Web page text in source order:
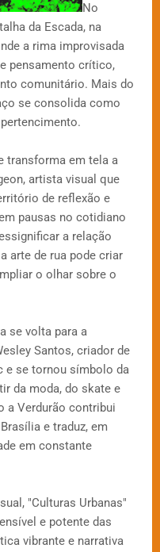
No
da Escada, na
a rima improvisada
pensamento crítico,
comunitário. Mais do
se consolida como
transforma em tela a
artista visual que
de reflexão e
pausas no cotidiano
a relação
arte de rua pode criar
o olhar sobre o
se volta para a
Santos, criador de
e se tornou símbolo da
da moda, do skate e
a Verdurão contribui
e traduz, em
em constante
"Culturas Urbanas"
e potente das
vibrante e narrativa